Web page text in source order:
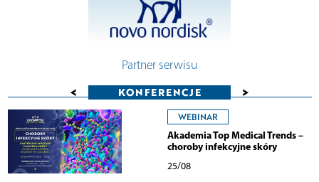
Partner serwisu
< KONFERENCJE >
WEBINAR
Akademia Top Medical Trends –
choroby infekcyjne skóry
25/08